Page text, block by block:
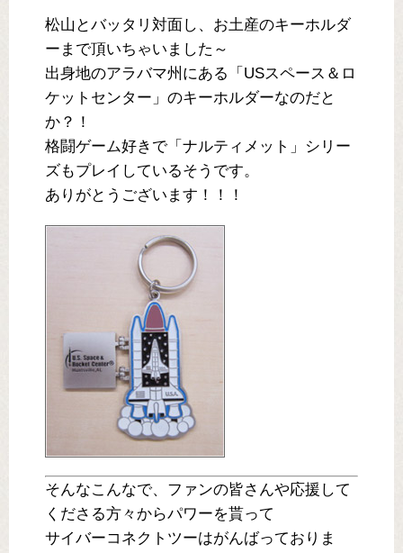
松山とバッタリ対面し、お土産のキーホルダ
ーまで頂いちゃいました～
出身地のアラバマ州にある「USスペース＆ロ
ケットセンター」のキーホルダーなのだと
か？！
格闘ゲーム好きで「ナルティメット」シリー
ズもプレイしているそうです。
ありがとうございます！！！
そんなこんなで、ファンの皆さんや応援して
くださる方々からパワーを貰って
サイバーコネクトツーはがんばっておりま